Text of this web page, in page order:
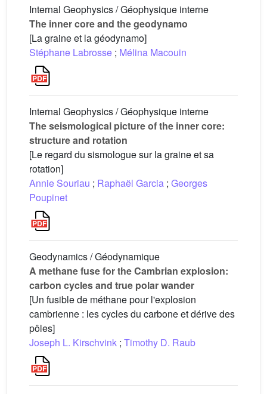
Internal Geophysics / Géophysique interne
The inner core and the geodynamo
[La graine et la géodynamo]
Stéphane Labrosse ; Mélina Macouin
Internal Geophysics / Géophysique interne
The seismological picture of the inner core:
structure and rotation
[Le regard du sismologue sur la graine et sa
rotation]
Annie Souriau ; Raphaël Garcia ; Georges
Poupinet
Geodynamics / Géodynamique
A methane fuse for the Cambrian explosion:
carbon cycles and true polar wander
[Un fusible de méthane pour l'explosion
cambrienne : les cycles du carbone et dérive des
pôles]
Joseph L. Kirschvink ; Timothy D. Raub